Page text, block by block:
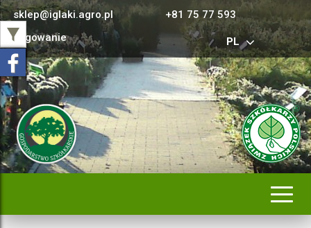
sklep@iglaki.agro.pl
+81 75 77 593
Logowanie
PL